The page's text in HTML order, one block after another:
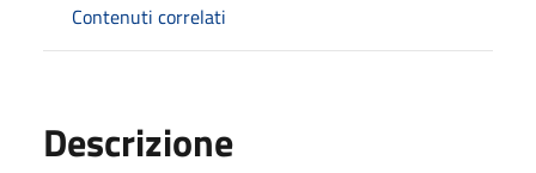
Contenuti correlati
Descrizione